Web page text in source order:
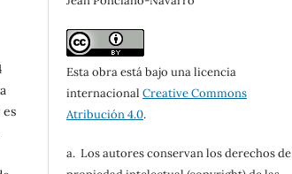
Esta obra está bajo una licencia
internacionalCreative Commons
Atribución 4.0.
a. Los autores conservan los derechos de